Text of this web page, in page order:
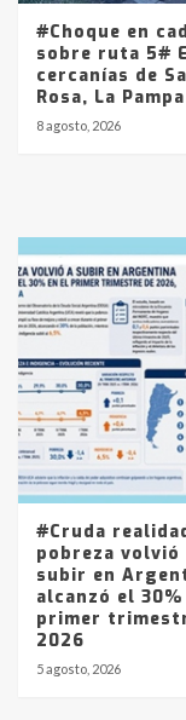
#Choque en
sobre ruta 5#
cercanías de
Rosa, La Pampa
8 agosto, 2026
#Cruda
pobreza volvió
subir en
alcanzó el
primer
2026
5 agosto, 2026